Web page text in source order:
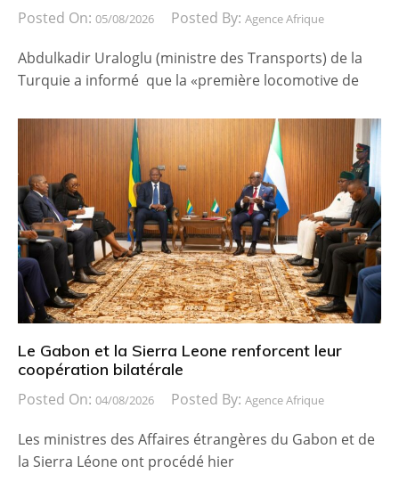
Posted On: 05/08/2026 Posted By: Agence Afrique
Abdulkadir Uraloglu (ministre des Transports) de la
Turquie a informé que la «première locomotive de
Le Gabon et la Sierra Leone renforcent leur
coopération bilatérale
Posted On: 04/08/2026 Posted By: Agence Afrique
Les ministres des Affaires étrangères du Gabon et de
la Sierra Léone ont procédé hier